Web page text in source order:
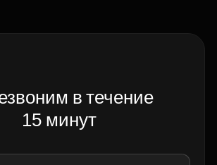
в течение
15 минут